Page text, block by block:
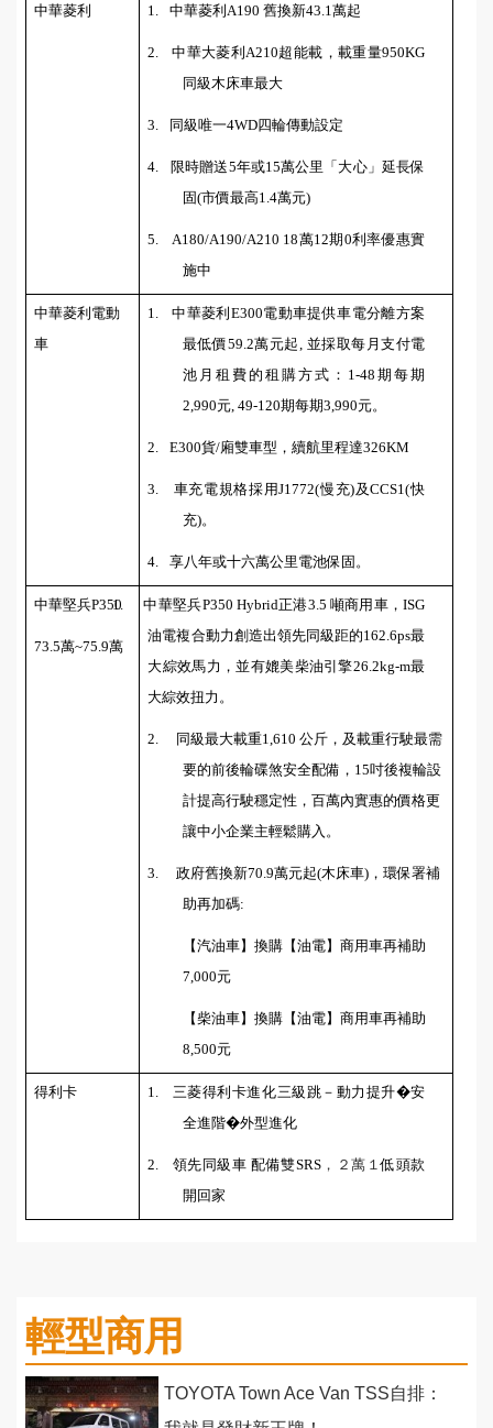
中華菱利 1. 中華菱利A190舊換新43.1萬起
2. 中華大菱利A210超能載， 載重量950KG
同級木床車最大
3. 同級唯一4WD四輪傳動設定
4. 限時贈送5年或15萬公里「大心」延長保
固(市價最高1.4萬元)
5. A180/A190/A210 18萬12期0利率優惠實
施中
中華菱利電動
車
1. 中華菱利E300電動車提供車電分離方案
最低價59.2萬元起 並採取每月支付電
池月租費的租購方式： 1-48 期每期
2,990元 , 49-120期每期3,990元。
2. E300貨/廂雙車型，續航里程達326KM
3. 車充電規格採用J1772(慢充)及CCS1(快
充)。
4. 享八年或十六萬公里電池保固。
中華堅兵P350
73.5萬~75.9萬
1. 中華堅兵P350 Hybrid正港3.5 噸商用車，ISG
油電複合動力創造出領先同級距的162.6ps最
大綜效馬力，並有媲美柴油引擎26.2kg-m最
大綜效扭力。
2. 同級最大載重1,610公斤，及載重行駛最需
要的前後輪碟煞安全配備， 15吋後複輪設
計提高行駛穩定性，百萬內實惠的價格更
讓中小企業主輕鬆購入。
3. 政府舊換新70.9萬元起(木床車) ，環保署補
助再加碼:
【汽油車】換購【油電】商用車再補助
7,000元
【柴油車】換購【油電】商用車再補助
8,500元
得利卡 1.
三菱得利卡進化三級跳－動力提升�安
全進階�外型進化
2. 領先同級車 配備雙SRS，２萬１低頭款
開回家
輕型商用
TOYOTA Town Ace Van TSS自排：